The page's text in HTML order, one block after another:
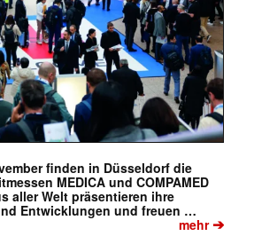
finden in Düsseldorf die
MEDICA und COMPAMED
aller Welt präsentieren ihre
Entwicklungen und freuen …
mehr➔